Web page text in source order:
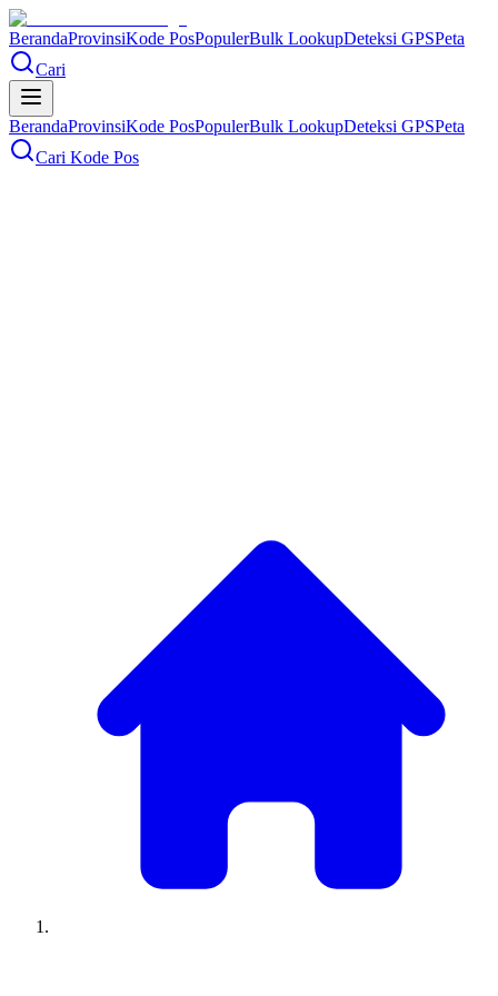
BerandaProvinsiKode PosPopulerBulk LookupDeteksi GPSPeta
Cari
BerandaProvinsiKode PosPopulerBulk LookupDeteksi GPSPeta
Cari Kode Pos